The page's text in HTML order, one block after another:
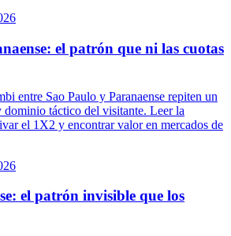
el patrón que ni las cuotas
entre Sao Paulo y Paranaense repiten un
dominio táctico del visitante. Leer la
el 1X2 y encontrar valor en mercados de
el patrón invisible que los